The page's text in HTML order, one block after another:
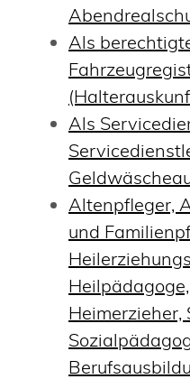
Als
Als
Altenpfleger,
und
Heimerzieher,